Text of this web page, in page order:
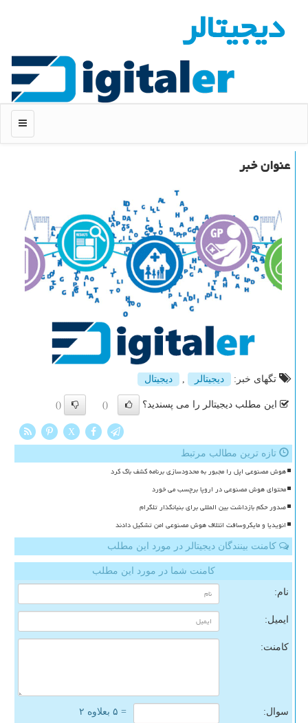
دیجیتالر
منو
عنوان خبر
تگهای خبر: دیجیتالر دیجیتال
این مطلب دیجیتالر را می پسندید؟ ()
()
X
تازه ترین مطالب مرتبط
هوش مصنوعی اپل را مجبور به محدودسازی برنامه کشف باگ کرد
محتوای هوش مصنوعی در اروپا برچسب می خورد
صدور حکم بازداشت بین المللی برای بنیانگذار تلگرام
انویدیا و مایکروسافت ائتلاف هوش مصنوعی امن تشکیل دادند
کامنت بینندگان دیجیتالر در مورد این مطلب
کامنت شما در مورد این مطلب
نام:
ایمیل:
کامنت:
سوال: = ۵ بعلاوه ۲